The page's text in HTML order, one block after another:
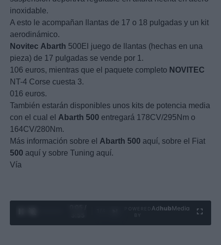
inoxidable.
A esto le acompañan llantas de 17 o 18 pulgadas y un kit
aerodinámico.
Novitec Abarth 500El juego de llantas (hechas en una
pieza) de 17 pulgadas se vende por 1.
106 euros, mientras que el paquete completo NOVITEC
NT-4 Corse cuesta 3.
016 euros.
También estarán disponibles unos kits de potencia media
con el cual el Abarth 500 entregará 178CV/295Nm o
164CV/280Nm.
Más información sobre el Abarth 500 aquí, sobre el Fiat
500 aquí y sobre Tuning aquí.
Vía
0:06 /
Ad hubMedia